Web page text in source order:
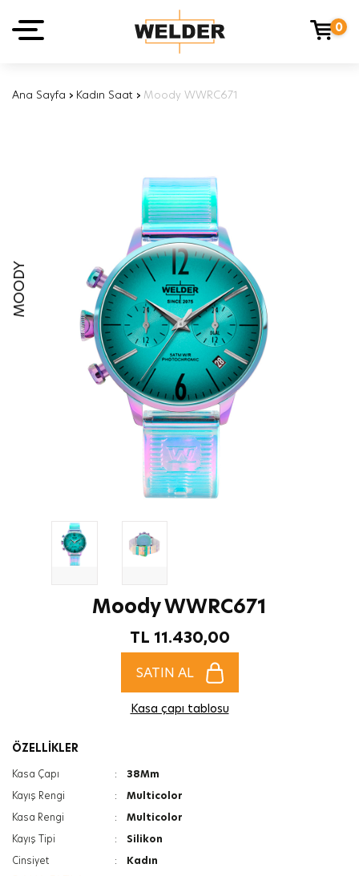
0
Ana Sayfa › Kadın Saat › Moody WWRC671
MOODY
Moody WWRC671
TL 11.430,00
SATIN AL
Kasa çapı tablosu
ÖZELLİKLER
Kasa Çapı :
38Mm
Kayış Rengi
:
Multicolor
Kasa Rengi
:
Multicolor
Kayış Tipi
:
Silikon
Cinsiyet
:
Kadın